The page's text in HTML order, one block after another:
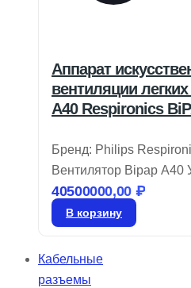
Аппарат
вентиляции
A40 Respironics
Бренд: Philips
Вентилятор Bipap A40
Philips Respironics
разработано для
внедряя передовые
40500000,00 ₽
В корзину
Кабельные
разъемы